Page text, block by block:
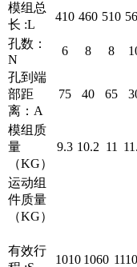
模组总
长 :L
410 460 510
孔数：
N
6 8 8
孔到端
部距
离：A
75 40 65
模组质
量
（KG）
9.3 10.2 11
运动组
件质量
（KG）
有效行
1010 1060 1110